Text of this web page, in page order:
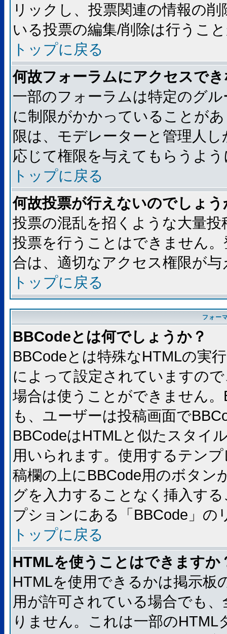
リックし、投票関連の情報の
いる投票の編集/削除は行うこ
トップに戻る
何故フォーラムにアクセスで
一部のフォーラムは特定のグ
に制限がかかっていることが
限は、モデレーターと管理人
応じて権限を与えてもらうよ
トップに戻る
何故投票が行えないのでしょう
投票の混乱を招くような大量
投票を行うことはできません
合は、適切なアクセス権限が
トップに戻る
フォー
BBCodeとは何でしょうか？
BBCodeとは特殊なHTMLの実
によって設定されていますの
場合は使うことができません
も、ユーザーは投稿画面で
BBCodeはHTMLと似たスタイ
用いられます。使用するテン
稿欄の上にBBCode用のボタン
グを入力することなく挿入す
プションにある「BBCode」
トップに戻る
HTMLを使うことはできますか
HTMLを使用できるかは掲示板
用が許可されている場合でも
りません。これは一部の